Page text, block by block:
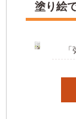
塗り絵